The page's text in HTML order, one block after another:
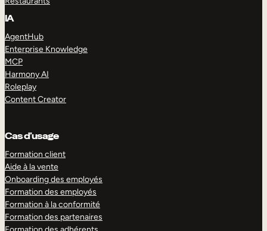
IA
AgentHub
Enterprise Knowledge
MCP
Harmony AI
Roleplay
Content Creator
Cas d’usage
Formation client
Aide à la vente
Onboarding des employés
Formation des employés
Formation à la conformité
Formation des partenaires